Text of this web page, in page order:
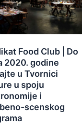
Food Club | Do
2020. godine
u Tvornici
u spoju
i
scenskog